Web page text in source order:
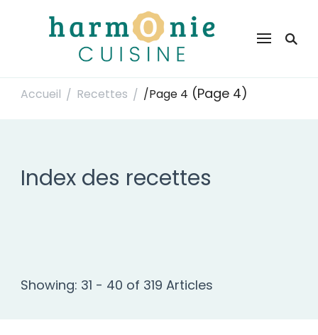
Harmonie Cuisine
Accueil / Recettes / /Page 4 (Page 4)
Index des recettes
Showing: 31 - 40 of 319 Articles